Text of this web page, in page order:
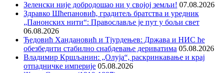
Зеленски није добродошао ни у својој земљи! 07.08.2026
Здравко Шћепановић, градитељ братства и уредник
„Панонских нити“: Православље је пут у бољи свет
06.08.2026
Ђедовић Хандановић и Тјурдењев: Држава и НИС ће
обезбедити стабилно снабдевање дериватима 05.08.2026
Владимир Кршљанин: „Олуја“, раскринкавање и крај
отпадничке империје 05.08.2026